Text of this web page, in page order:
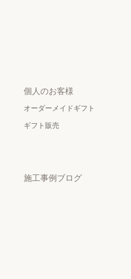
個人のお客様
オーダーメイドギフト
ギフト販売
施工事例ブログ